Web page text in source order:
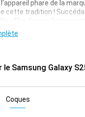
phare de la
cette tradition !
offre des performances
photo de haute
puissants et un superbe
leurs souvenirs par
De plus,
de fonctions
intelligentes
Samsung Galaxy
Coques